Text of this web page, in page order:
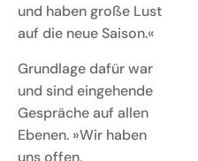
und haben große Lust
auf die neue Saison.«
Grundlage dafür war
und sind eingehende
Gespräche auf allen
Ebenen. »Wir haben
uns offen,